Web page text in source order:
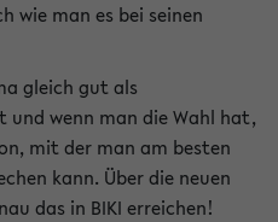
wie man es bei seinen
gleich gut als
und wenn man die Wahl hat,
mit der man am besten
kann. Über die neuen
das in BIKI erreichen!